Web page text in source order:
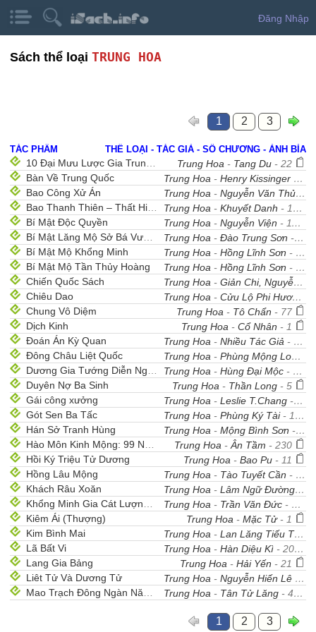
Đăng Nhập
Sách thể loại TRUNG HOA
1 2 3
TÁC PHẨM THỂ LOẠI - TÁC GIẢ - SỐ CHƯƠNG - ẢNH BÌA
10 Đại Mưu Lược Gia Trung Quốc Trung Hoa - Tang Du - 22
Bàn Về Trung Quốc
Trung Hoa -Henry Kissinger
Bao Công Xử Án
Trung Hoa -Nguyễn Văn Thủy
-
Bao Thanh Thiên – Thất Hiệp Ngũ Nghĩa
Trung Hoa -Khuyết Danh - 101
Bí Mật Độc Quyền
Trung Hoa -Nguyễn Viện - 11
Bí Mật Lăng Mộ Sở Bá Vương
Trung Hoa -Đào Trung Sơn - 26
Bí Mật Mộ Khổng Minh
Trung Hoa -Hồng Lĩnh Sơn - 8
Bí Mật Mộ Tần Thủy Hoàng
Trung Hoa -Hồng Lĩnh Sơn - 15
Chiến Quốc Sách
Trung Hoa -Giản Chi, Nguyễn Hiến Lê
Chiêu Dao
Trung Hoa -Cửu Lộ Phi Hương
Chung Vô Diệm
Trung Hoa - Tô Chẩn - 77
Dịch Kinh
Trung Hoa - Cổ Nhân - 1
Đoán Án Kỳ Quan
Trung Hoa -Nhiều Tác Giả - 37
Đông Châu Liệt Quốc
Trung Hoa -Phùng Mộng Long
Dương Gia Tướng Diễn Nghĩa
Trung Hoa -Hùng Đại Mộc - 52
Duyên Nợ Ba Sinh
Trung Hoa - Thần Long - 5
Gái công xưởng
Trung Hoa -Leslie T.Chang - 17
Gót Sen Ba Tấc
Trung Hoa -Phùng Ký Tài- 15
Hán Sở Tranh Hùng
Trung Hoa -Mộng Bình Sơn - 49
Hào Môn Kinh Mộng: 99 Ngày Làm Cô Dâu
Trung Hoa - Ân Tầm - 230
Hồi Ký Triệu Tử Dương
Trung Hoa - Bao Pu - 11
Hồng Lâu Mộng
Trung Hoa - Tào Tuyết Cần - 120
Khách Râu Xoăn
Trung Hoa -Lâm Ngữ Đường- 1
Khổng Minh Gia Cát Lượng Đại Truyện
Trung Hoa - Trần Văn Đức - 40
Kiêm Ái (Thượng)
Trung Hoa - Mặc Tử- 1
Kim Bình Mai
Trung Hoa -Lan Lăng Tiếu Tiếu Sinh
Lã Bất Vi
Trung Hoa -Hàn Diệu Kì - 20
Lang Gia Bảng
Trung Hoa - Hải Yến - 21
Liêt Tử Và Dương Tử
Trung Hoa -Nguyễn Hiến Lê
Mao Trạch Đông Ngàn Năm Công Tội
Trung Hoa - Tân Tử Lăng - 43
1 2 3